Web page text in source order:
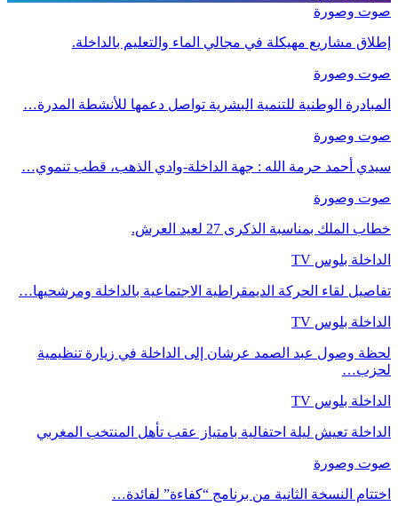
صوت وصورة
إطلاق مشاريع مهيكلة في مجالي الماء والتعليم بالداخلة.
صوت وصورة
المبادرة الوطنية للتنمية البشرية تواصل دعمها للأنشطة المدرة…
صوت وصورة
سيدي أحمد حرمة الله : جهة الداخلة-وادي الذهب، قطب تنموي…
صوت وصورة
خطاب الملك بمناسبة الذكرى 27 لعيد العرش.
الداخلة بلوس TV
تفاصيل لقاء الحركة الديمقراطية الاجتماعية بالداخلة ومرشحيها…
الداخلة بلوس TV
لحظة وصول عبد الصمد عرشان إلى الداخلة في زيارة تنظيمية
لحزب…
الداخلة بلوس TV
الداخلة تعيش ليلة احتفالية بامتياز عقب تأهل المنتخب المغربي
صوت وصورة
اختتام النسخة الثانية من برنامج “كفاءة” لفائدة…